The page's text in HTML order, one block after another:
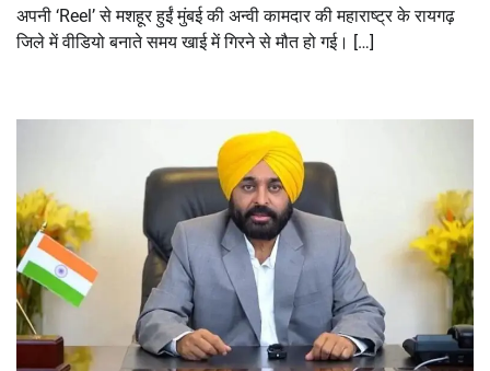
अपनी ‘Reel’ से मशहूर हुईं मुंबई की अन्वी कामदार की महाराष्ट्र के रायगढ़
जिले में वीडियो बनाते समय खाई में गिरने से मौत हो गई। […]